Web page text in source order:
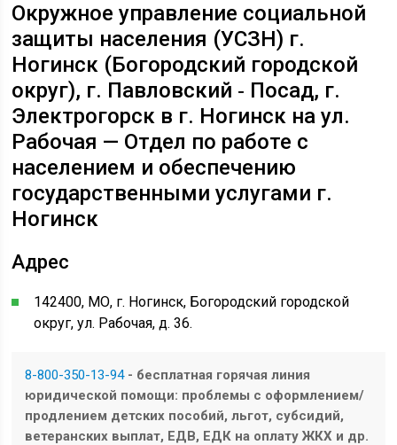
Окружное управление социальной
защиты населения (УСЗН) г.
Ногинск (Богородский городской
округ), г. Павловский ‑ Посад, г.
Электрогорск в г. Ногинск на ул.
Рабочая — Отдел по работе с
населением и обеспечению
государственными услугами г.
Ногинск
Адрес
142400, МО, г. Ногинск, Богородский городской
округ, ул. Рабочая, д. 36.
8-800-350-13-94- бесплатная горячая линия
юридической помощи: проблемы с оформлением/
продлением детских пособий, льгот, субсидий,
ветеранских выплат, ЕДВ, ЕДК на оплату ЖКХ и др.